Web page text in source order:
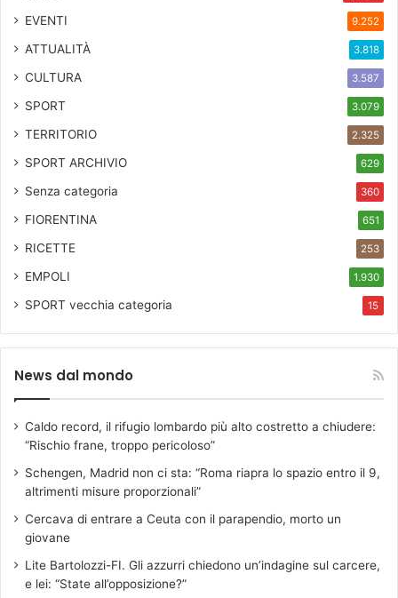
EVENTI 9.252
ATTUALITÀ 3.818
CULTURA 3.587
SPORT 3.079
TERRITORIO 2.325
SPORT ARCHIVIO 629
Senza categoria 360
FIORENTINA 651
RICETTE 253
EMPOLI 1.930
SPORT vecchia categoria 15
News dal mondo
Caldo record, il rifugio lombardo più alto costretto a chiudere:
“Rischio frane, troppo pericoloso”
Schengen, Madrid non ci sta: “Roma riapra lo spazio entro il 9,
altrimenti misure proporzionali”
Cercava di entrare a Ceuta con il parapendio, morto un
giovane
Lite Bartolozzi-FI. Gli azzurri chiedono un’indagine sul carcere,
e lei: “State all’opposizione?”